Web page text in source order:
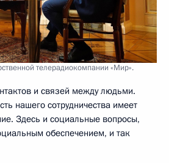
телерадиокомпании «Мир».
и связей между людьми.
нашего сотрудничества имеет
Здесь и социальные вопросы,
обеспечением, и так